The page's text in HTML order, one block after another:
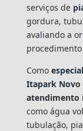
serviços de
gordura,
avaliando a
Como
Itapark Novo
atendimento
como água
tubulação,